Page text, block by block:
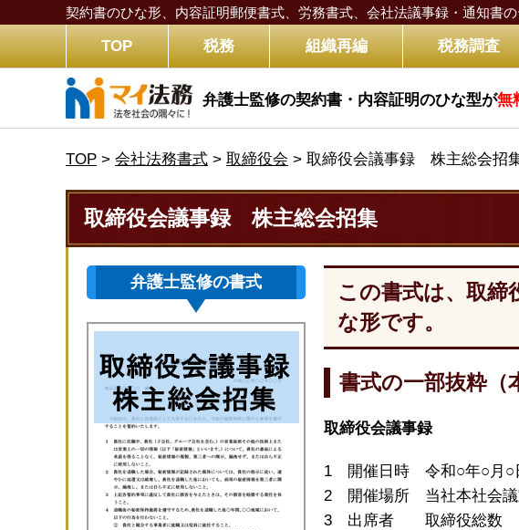
契約書のひな形、内容証明郵便書式、労務書式、 会社法議事録・通知書
TOP 税務 組織再編 税務調査
弁護士監修の契約書・内容証明のひな型が無
TOP > 会社法務書式 > 取締役会 > 取締役会議事録 株主総会招
取締役会議事録 株主総会招集
弁護士監修の書式
この書式は、取
な形です。
書式の一部抜粋（
取締役会議事録
1 開催日時 令和○年○月○
2 開催場所 当社本社会議
3 出席者 取締役総